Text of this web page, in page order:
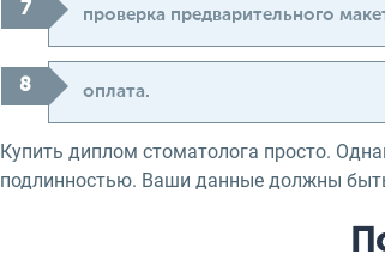
проверка предварительного
оплата.
Купить диплом стоматолога просто.
подлинностью. Ваши данные должны